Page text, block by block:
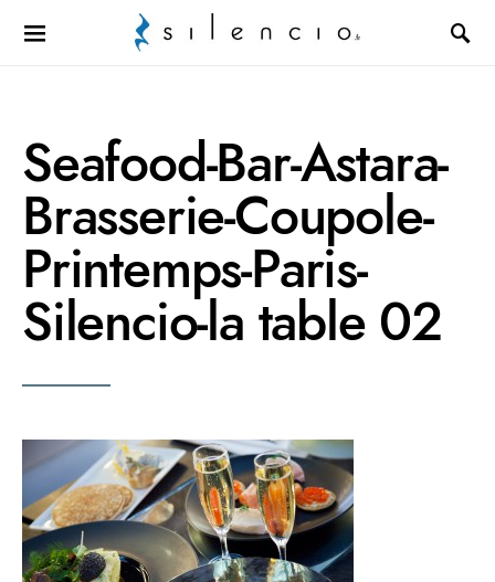
Search for:
Seafood-Bar-Astara-
Brasserie-Coupole-
Printemps-Paris-
Silencio-la table 02